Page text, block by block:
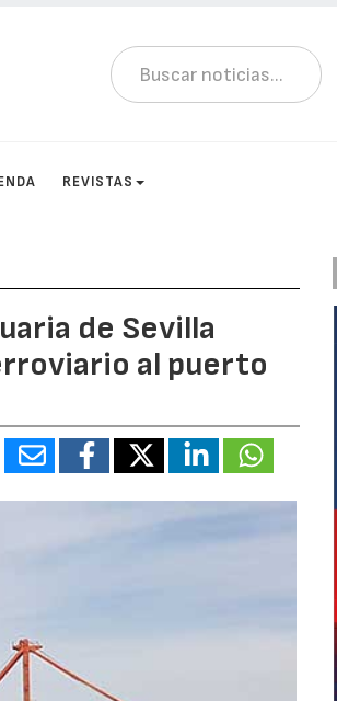
REVISTAS
de Sevilla
al puerto